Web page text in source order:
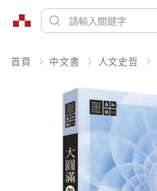
首頁 中文書 人文史哲